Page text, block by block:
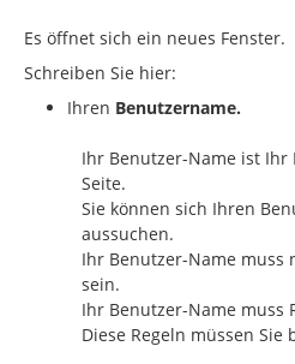
Es öffnet sich ein neues Fenster.
Schreiben Sie hier:
Ihren Benutzername.
Ihr Benutzer-Name ist
Seite.
Sie können sich Ihren
aussuchen.
Ihr Benutzer-Name
sein.
Ihr Benutzer-Name muss
Diese Regeln müssen Sie